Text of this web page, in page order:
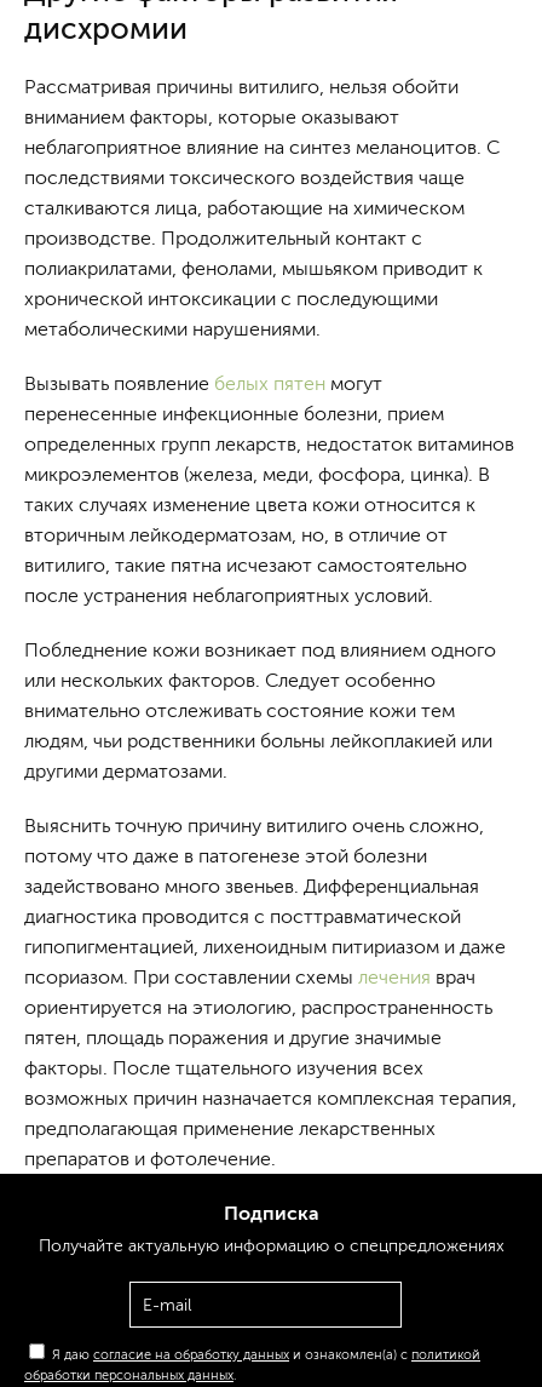
дисхромии
Рассматривая причины витилиго, нельзя обойти
вниманием факторы, которые оказывают
неблагоприятное влияние на синтез меланоцитов. С
последствиями токсического воздействия чаще
сталкиваются лица, работающие на химическом
производстве. Продолжительный контакт с
полиакрилатами, фенолами, мышьяком приводит к
хронической интоксикации с последующими
метаболическими нарушениями.
Вызывать появление белых пятен могут
перенесенные инфекционные болезни, прием
определенных групп лекарств, недостаток витаминов
микроэлементов (железа, меди, фосфора, цинка). В
таких случаях изменение цвета кожи относится к
вторичным лейкодерматозам, но, в отличие от
витилиго, такие пятна исчезают самостоятельно
после устранения неблагоприятных условий.
Побледнение кожи возникает под влиянием одного
или нескольких факторов. Следует особенно
внимательно отслеживать состояние кожи тем
людям, чьи родственники больны лейкоплакией или
другими дерматозами.
Выяснить точную причину витилиго очень сложно,
потому что даже в патогенезе этой болезни
задействовано много звеньев. Дифференциальная
диагностика проводится с посттравматической
гипопигментацией, лихеноидным питириазом и даже
псориазом. При составлении схемы лечения врач
ориентируется на этиологию, распространенность
пятен, площадь поражения и другие значимые
факторы. После тщательного изучения всех
возможных причин назначается комплексная терапия,
предполагающая применение лекарственных
препаратов и фотолечение.
Подписка
Получайте актуальнуюинформациюо спецпредложениях
Я даю согласие на обработку данных и ознакомлен(а) с политикой
обработки персональных данных